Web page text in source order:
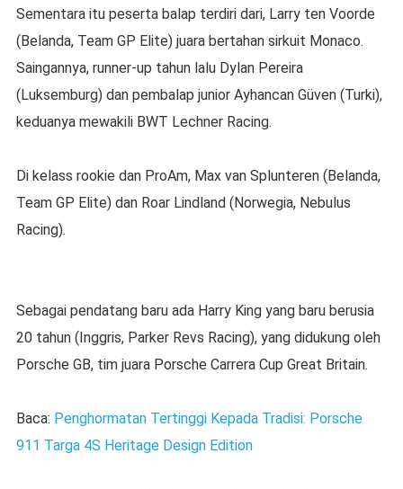
Sementara itu peserta balap terdiri dari, Larry ten Voorde
(Belanda, Team GP Elite) juara bertahan sirkuit Monaco.
Saingannya, runner-up tahun lalu Dylan Pereira
(Luksemburg) dan pembalap junior Ayhancan Güven (Turki),
keduanya mewakili BWT Lechner Racing.
Di kelass rookie dan ProAm, Max van Splunteren (Belanda,
Team GP Elite) dan Roar Lindland (Norwegia, Nebulus
Racing).
Sebagai pendatang baru ada Harry King yang baru berusia
20 tahun (Inggris, Parker Revs Racing), yang didukung oleh
Porsche GB, tim juara Porsche Carrera Cup Great Britain.
Baca: Penghormatan Tertinggi Kepada Tradisi: Porsche
911 Targa 4S Heritage Design Edition